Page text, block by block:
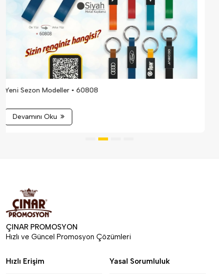
Purjor Anahtarlıklar
Devamını Oku
ÇINAR PROMOSYON
Hızlı ve Güncel Promosyon Çözümleri
Hızlı Erişim Yasal Sorumluluk